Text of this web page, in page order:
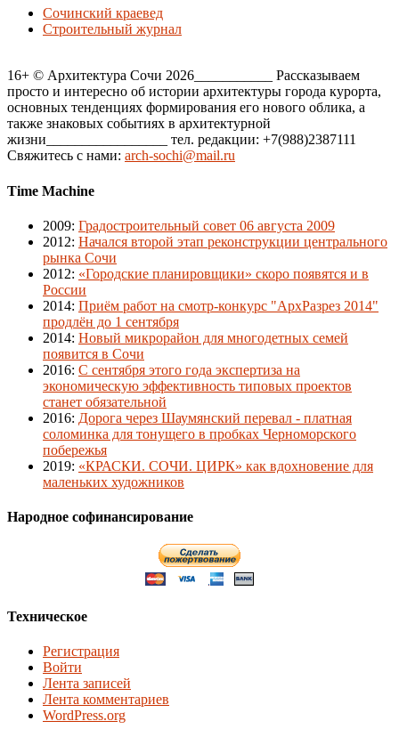
Сочинский краевед
Строительный журнал
16+ © Архитектура Сочи 2026___________ Рассказываем
просто и интересно об истории архитектуры города курорта,
основных тенденциях формирования его нового облика, а
также знаковых событиях в архитектурной
жизни_________________ тел. редакции: +7(988)2387111
Свяжитесь с нами: arch-sochi@mail.ru
Time Machine
2009: Градостроительный совет 06 августа 2009
2012: Начался второй этап реконструкции центрального
рынка Сочи
2012: «Городские планировщики» скоро появятся и в
России
2014: Приём работ на смотр-конкурс "АрхРазрез 2014"
продлён до 1 сентября
2014: Новый микрорайон для многодетных семей
появится в Сочи
2016: С сентября этого года экспертиза на
экономическую эффективность типовых проектов
станет обязательной
2016: Дорога через Шаумянский перевал - платная
соломинка для тонущего в пробках Черноморского
побережья
2019: «КРАСКИ. СОЧИ. ЦИРК» как вдохновение для
маленьких художников
Народное софинансирование
Техническое
Регистрация
Войти
Лента записей
Лента комментариев
WordPress.org